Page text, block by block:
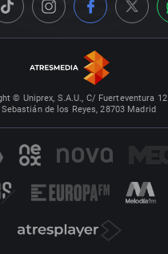
© Uniprex, S.A.U., C/ Fuerteventura 12
de los Reyes, 28703 Madrid